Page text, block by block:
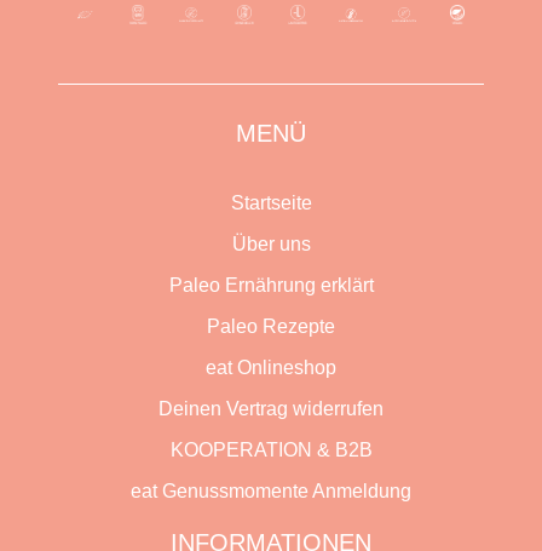
MENÜ
Startseite
Über uns
Paleo Ernährung erklärt
Paleo Rezepte
eat Onlineshop
Deinen Vertrag widerrufen
KOOPERATION & B2B
eat Genussmomente Anmeldung
INFORMATIONEN